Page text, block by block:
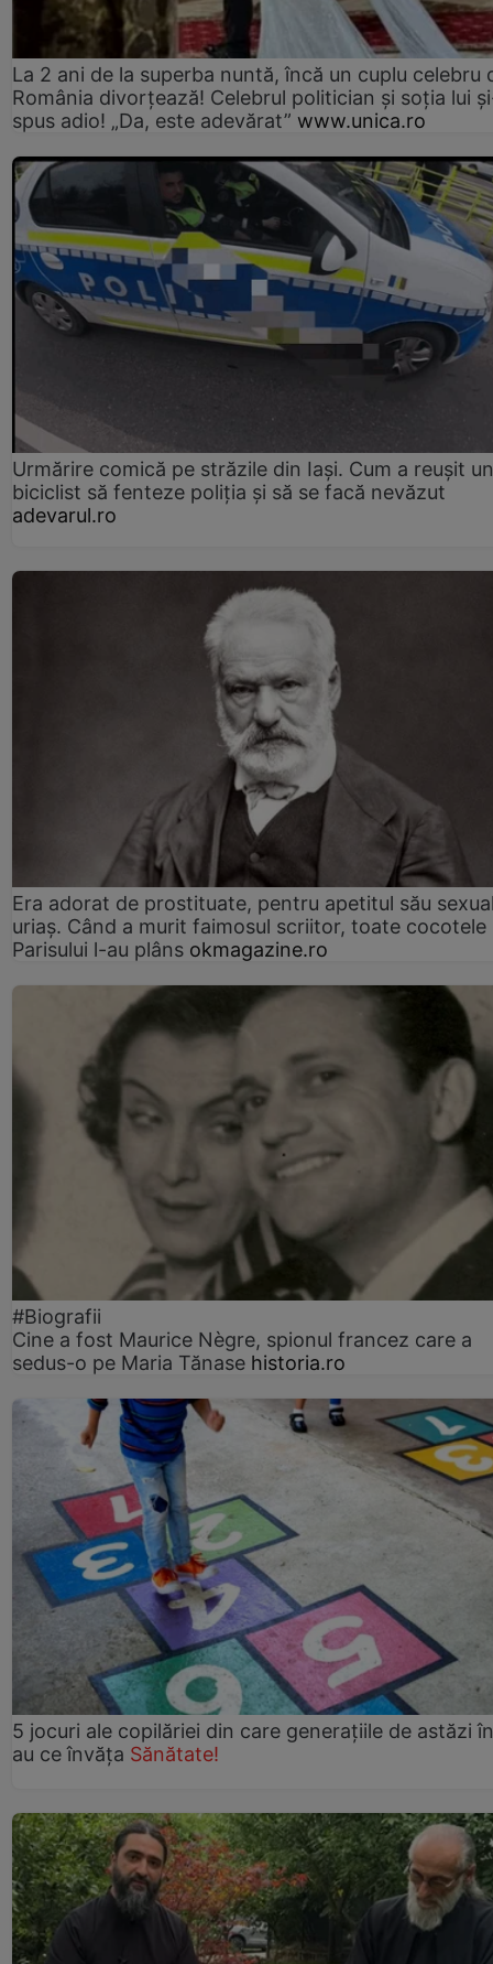
La 2 ani de la superba nuntă, încă un cuplu celebru
România divorțează! Celebrul politician și soția lui
spus adio! „Da, este adevărat” www.unica.ro
Urmărire comică pe străzile din Iași. Cum a reușit un
biciclist să fenteze poliția și să se facă nevăzut
adevarul.ro
Era adorat de prostituate, pentru apetitul său
uriaș. Când a murit faimosul scriitor, toate cocotele
Parisului l-au plâns okmagazine.ro
#Biografii
Cine a fost Maurice Nègre, spionul francez care a
sedus-o pe Maria Tănase historia.ro
5 jocuri ale copilăriei din care generațiile de astăzi
au ce învăța Sănătate!